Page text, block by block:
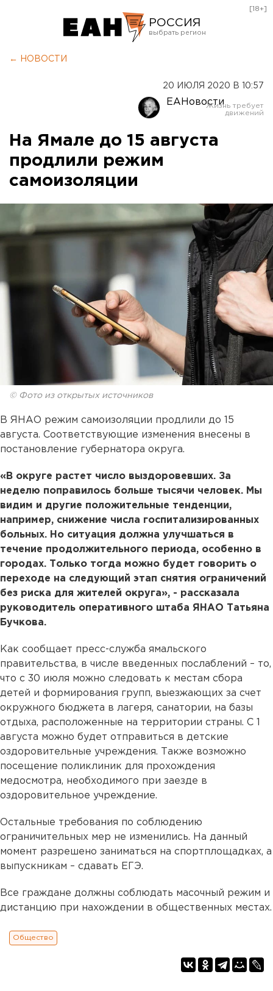
РОССИЯ
Оренбург
[18+]
← НОВОСТИ
20 ИЮЛЯ 2020 В 10:57
ЕАНовости
На Ямале до 15 августа
продлили режим
самоизоляции
© Фото из открытых источников
В ЯНАО режим самоизоляции продлили до 15
августа. Соответствующие изменения внесены в
постановление губернатора округа.
«В округе растет число выздоровевших. За
неделю поправилось больше тысячи человек. Мы
видим и другие положительные тенденции,
например, снижение числа госпитализированных
больных. Но ситуация должна улучшаться в
течение продолжительного периода, особенно в
городах. Только тогда можно будет говорить о
переходе на следующий этап снятия ограничений
без риска для жителей округа», - рассказала
руководитель оперативного штаба ЯНАО Татьяна
Бучкова.
Как сообщает пресс-служба ямальского
правительства, в числе введенных послаблений – то,
что с 30 июля можно следовать к местам сбора
детей и формирования групп, выезжающих за счет
окружного бюджета в лагеря, санатории, на базы
отдыха, расположенные на территории страны. С 1
августа можно будет отправиться в детские
оздоровительные учреждения. Также возможно
посещение поликлиник для прохождения
медосмотра, необходимого при заезде в
оздоровительное учреждение.
Остальные требования по соблюдению
ограничительных мер не изменились. На данный
момент разрешено заниматься на спортплощадках, а
выпускникам – сдавать ЕГЭ.
Все граждане должны соблюдать масочный режим и
дистанцию при нахождении в общественных местах.
Общество